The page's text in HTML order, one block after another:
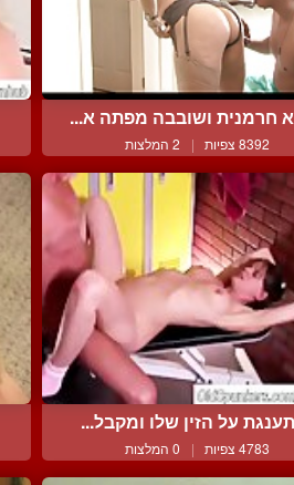
חרמנית ושובבה מפתה א...
8392 צפיות | 2 המלצות
על הזין שלו ומקבל...
4783 צפיות | 0 המלצות